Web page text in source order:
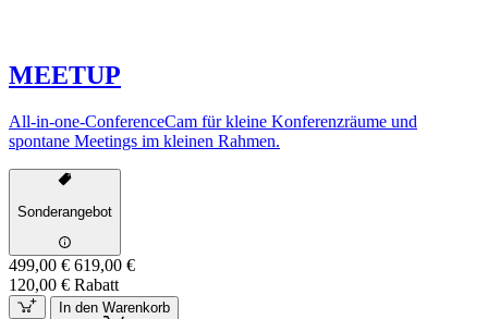
MEETUP
All-in-one-ConferenceCam für kleine Konferenzräume und
spontane Meetings im kleinen Rahmen.
Sonderangebot
499,00 € 619,00 €
120,00 € Rabatt
In den Warenkorb